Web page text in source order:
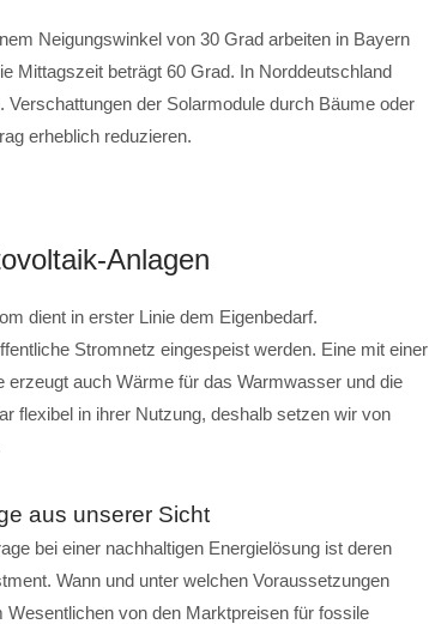
Neigungswinkel von 30 Grad arbeiten in Bayern
Mittagszeit beträgt 60 Grad. In Norddeutschland
der Solarmodule durch Bäume oder
erheblich reduzieren.
Anlagen
dient in erster Linie dem Eigenbedarf.
Stromnetz eingespeist werden. Eine mit einer
auch Wärme für das Warmwasser und die
flexibel in ihrer Nutzung, deshalb setzen wir von
aus unserer Sicht
bei einer nachhaltigen Energielösung ist deren
Wann und unter welchen Voraussetzungen
von den Marktpreisen für fossile